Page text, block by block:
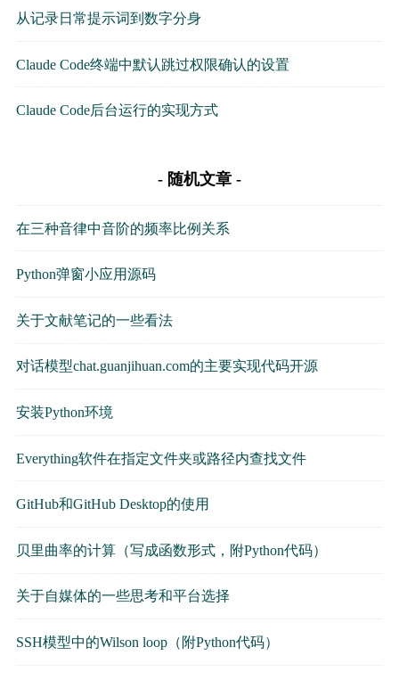
从记录日常提示词到数字分身
Claude Code终端中默认跳过权限确认的设置
Claude Code后台运行的实现方式
随机文章
在三种音律中音阶的频率比例关系
Python弹窗小应用源码
关于文献笔记的一些看法
对话模型chat.guanjihuan.com的主要实现代码开源
安装Python环境
Everything软件在指定文件夹或路径内查找文件
GitHub和GitHub Desktop的使用
贝里曲率的计算（写成函数形式，附Python代码）
关于自媒体的一些思考和平台选择
SSH模型中的Wilson loop（附Python代码）